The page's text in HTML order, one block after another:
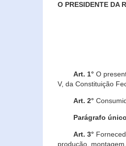
O PRESIDENTE DA
Art. 1° O
V, da Constituição
Art. 2°
Parágrafo
Art. 3°
produção,